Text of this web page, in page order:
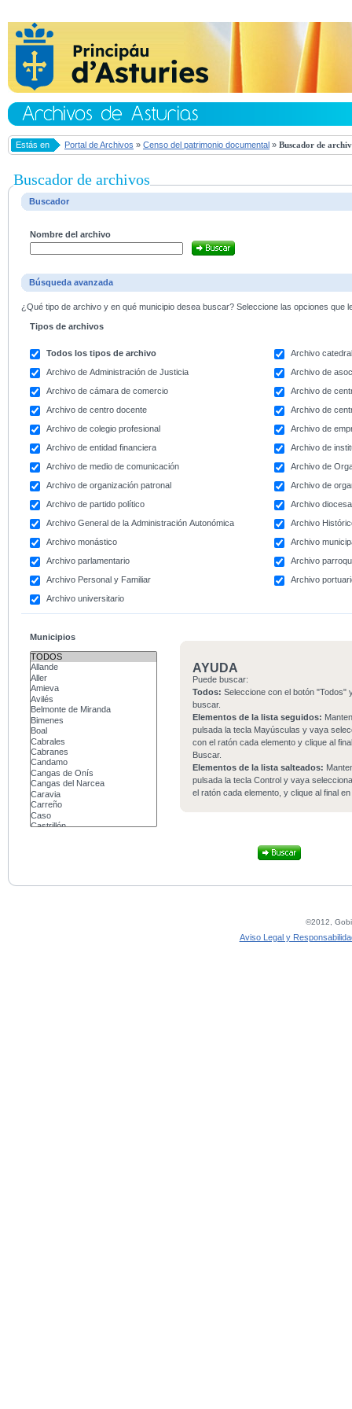
Estás en Portal de Archivos » Censo del patrimonio documental » Buscador de
Buscador de archivos
Buscador
Nombre del archivo
Búsqueda avanzada
¿Qué tipo de archivo y en qué municipio desea buscar? Seleccione las opciones que
Tipos de archivos
Todos los tipos de archivo
Archivo
Archivo de Administración de Justicia
Archivo de
Archivo de cámara de comercio
Archivo de
Archivo de centro docente
Archivo de
Archivo de colegio profesional
Archivo de
Archivo de entidad financiera
Archivo de
Archivo de medio de comunicación
Archivo de
Archivo de organización patronal
Archivo de
Archivo de partido político
Archivo
Archivo General de la Administración Autonómica
Archivo
Archivo monástico
Archivo
Archivo parlamentario
Archivo
Archivo Personal y Familiar
Archivo
Archivo universitario
Municipios
AYUDA
Puede buscar:
Todos: Seleccione con el botón "Todos"
buscar.
Elementos de la lista seguidos:
pulsada la tecla Mayúsculas y vaya
con el ratón cada elemento y clique al
Buscar.
Elementos de la lista salteados:
pulsada la tecla Control y vaya
el ratón cada elemento, y clique al final
©2012,
Aviso Legal y